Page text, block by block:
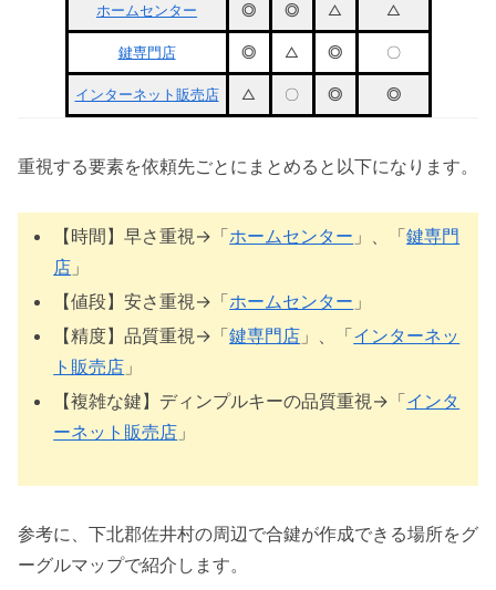
ホームセンター ◎ ◎ △ △
鍵専門店 ◎ △ ◎ 〇
インターネット販売店 △ 〇 ◎ ◎
重視する要素を依頼先ごとにまとめると以下になります。
【時間】早さ重視→「ホームセンター 」、「鍵専門
店 」
【値段】安さ重視→「ホームセンター 」
【精度】品質重視→「鍵専門店 」、「インターネッ
ト販売店 」
【複雑な鍵】ディンプルキーの品質重視→「インタ
ーネット販売店 」
参考に、下北郡佐井村の周辺で合鍵が作成できる場所をグ
ーグルマップで紹介します。